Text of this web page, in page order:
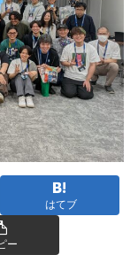
はてブ
ー